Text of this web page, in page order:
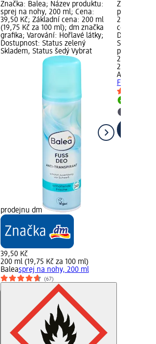
Značka: Balea; Název produktu:
sprej na nohy, 200 ml; Cena:
39,50 Kč; Základní cena: 200 ml
(19,75 Kč za 100 ml); dm značka
grafika; Varování: Hořlavé látky;
Dostupnost: Status zelený
Skladem, Status šedý Vybrat
prodejnu dm
39,50 Kč
200 ml (19,75 Kč za 100 ml)
Baleasprej na nohy, 200 ml
(67)
Značka:
produktu:
200 ml;
cena: 200
Skladem,
prodejnu
209,00 Kč
200 ml
ANGRY
FeetSaver,